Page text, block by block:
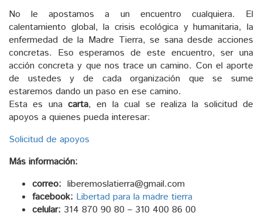
No le apostamos a un encuentro cualquiera. El
calentamiento global, la crisis ecológica y humanitaria, la
enfermedad de la Madre Tierra, se sana desde acciones
concretas. Eso esperamos de este encuentro, ser una
acción concreta y que nos trace un camino. Con el aporte
de ustedes y de cada organización que se sume
estaremos dando un paso en ese camino.
Esta es unacarta, en la cual se realiza la solicitud de
apoyos a quienes pueda interesar:
Solicitud de apoyos
Más información:
correo: liberemoslatierra@gmail.com
facebook: Libertad para la madre tierra
celular: 314 870 90 80 – 310 400 86 00